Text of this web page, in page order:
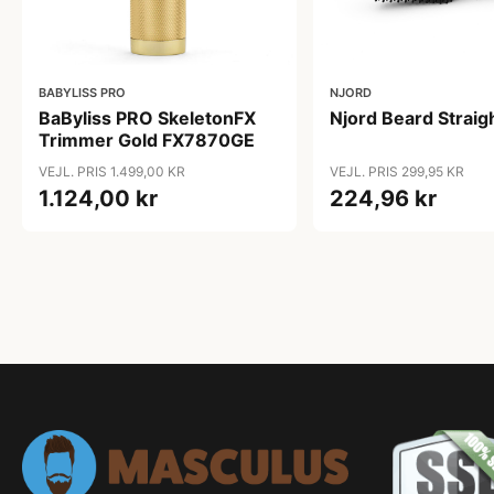
BABYLISS PRO
BaByliss PRO SkeletonFX
Trimmer Gold FX7870GE
VEJL. PRIS 1.499,00 KR
1.124,00 kr
NJORD
Njord Beard
VEJL. PRIS 299,95 KR
224,96 kr